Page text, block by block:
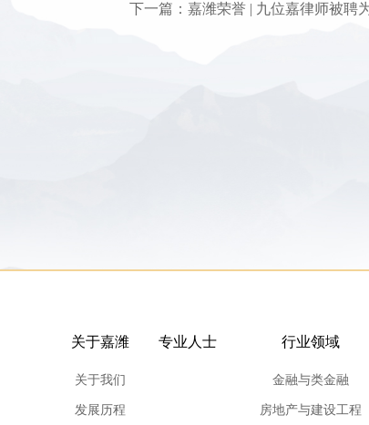
下一篇：嘉潍荣誉 | 九位嘉律师被聘
关于嘉潍
关于我们
发展历程
专业人士 行业领域
金融与类金融
房地产与建设工程